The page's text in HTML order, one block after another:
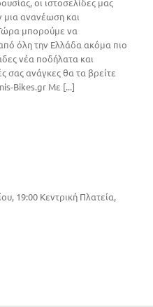
οι ιστοσελίδες μας
μια ανανέωση και
μπορούμε να
όλη την Ελλάδα ακόμα πιο
νέα ποδήλατα και
σας ανάγκες θα τα βρείτε
Bikes.gr Με [...]
19:00 Κεντρική Πλατεία,